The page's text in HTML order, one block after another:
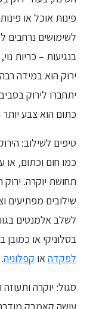
פינות אוכל או
לשימושים נרחבים
בנגיעות – כריות
ירוק הוא במידה
יתחברו לירוק
כתום הוא צבע יותר
טיפים לשילוב:
כמו חום וכתום, או
תחושת יוקרה. ירוק
שילובים מפתיעים
לשלב אלמנטים
בסלוניקי או
לפקדהאו קפלוניה.
סגול: יוקרה
עושה קאמבק